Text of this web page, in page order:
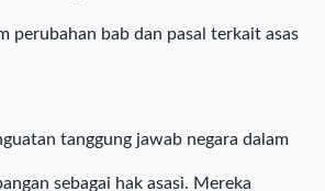
perubahan bab dan pasal terkait asas
tanggung jawab negara dalam
sebagai hak asasi. Mereka